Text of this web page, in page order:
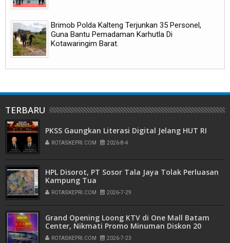
Brimob Polda Kalteng Terjunkan 35 Personel,
Guna Bantu Pemadaman Karhutla Di
Kotawaringim Barat.
TERBARU
PKSS Gaungkan Literasi Digital Jelang HUT RI
ROTASIKEPRI.COM 2026-8-4
HPL Disorot, PT Sosor Tala Jaya Tolak Perluasan
Kampung Tua
ROTASIKEPRI.COM 2026-7-29
Grand Opening Loong KTV di One Mall Batam
Center, Nikmati Promo Minuman Diskon 20
Persen
ROTASIKEPRI.COM 2026-7-23